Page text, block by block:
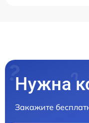
Нужна
Закажите